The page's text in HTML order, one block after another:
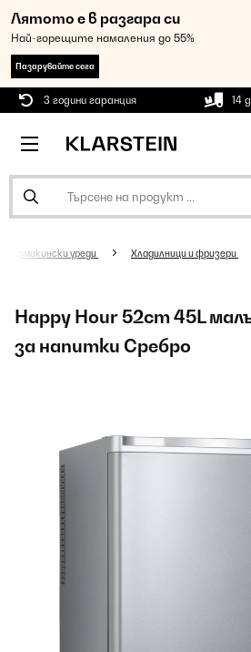
Лятото е в разгара си
Най-горещите намаления до 55%
Пазарувайте сега
3 години гаранция 14
Домакински уреди Хладилници и фризери
Happy Hour 52cm 45L
за напитки Сребро